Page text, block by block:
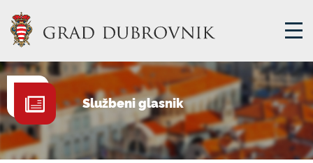
GRADSKA UPRAVA
GRADONAČELNIK
MJESNA SAMOUPRAVA
Službeni glasnik